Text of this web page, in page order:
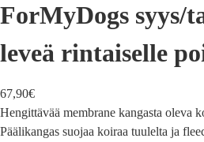
ForMyDogs syys/
leveä rintaiselle
67,90€
Hengittävää membrane kangasta oleva
Päälikangas suojaa koiraa tuulelta ja